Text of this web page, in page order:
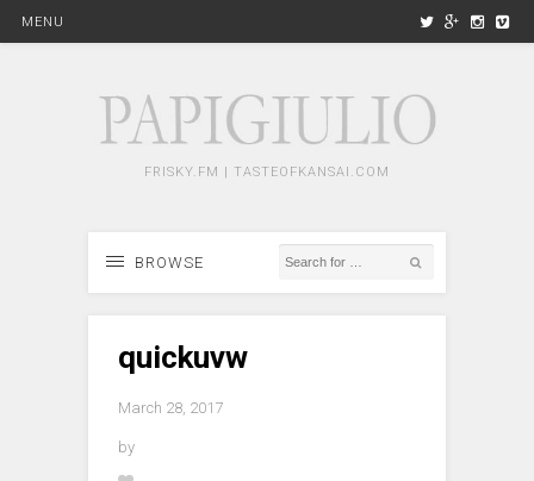
MENU
FRISKY.FM | TASTEOFKANSAI.COM
BROWSE
quickuvw
March 28, 2017
by